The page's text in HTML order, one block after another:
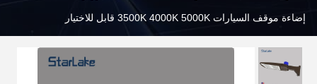
إضاءة موقف السيارات 3500K 4000K 5000K قابل للاختيار